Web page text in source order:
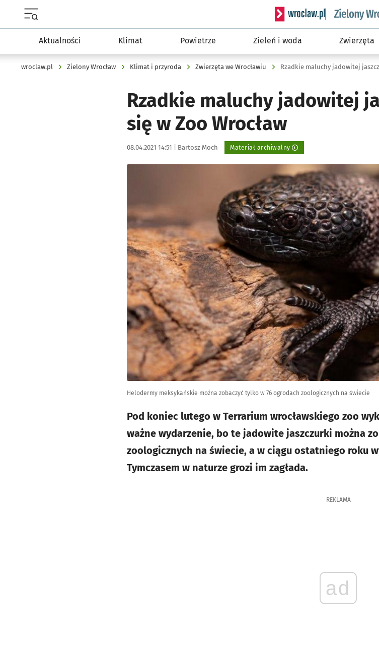
Serwis informacyjny
Aktualności Klimat Powietrze Zieleń i woda Zwierzęta
wroclaw.pl Zielony Wrocław Klimat i przyroda Zwierzęta we Wrocławiu Rzadkie maluchy jadowitej
Rzadkie maluchy jadowitej
się w Zoo Wrocław
Data publikacji:
08.04.2021 14:51 | Autor:
Bartosz Moch Materiał archiwalny
Helodermy meksykańskie można zobaczyć tylko w 76 ogrodach zoologicznych na świecie
Pod koniec lutego w Terrarium wrocławskiego zoo
ważne wydarzenie, bo te jadowite jaszczurki można
zoologicznych na świecie, a w ciągu ostatniego roku
Tymczasem w naturze grozi im zagłada.
REKLAMA
ad